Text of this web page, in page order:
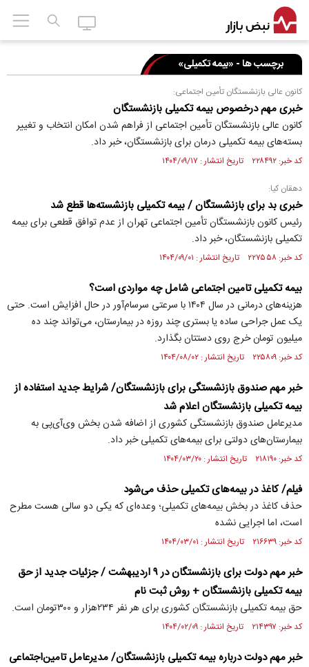
برچسب ها - «بیمه تکمیلی»
کانون عالی بازنشستگان تأمین اجتماعی:
خبری مهم درخصوص بیمه تکمیلی بازنشستگان
کانون عالی بازنشستگان تأمین اجتماعی از فراهم شدن امکان انتخاب و تغییر
بسته‌های بیمه تکمیلی درمان برای بازنشستگان، خبر داد.
کد خبر: ۲۲۸۴۹۲ تاریخ انتشار : ۱۴۰۴/۰۹/۱۷
دهقان کیا:
خبری بد برای بازنشستگان / بیمه تکمیلی بازنشسته‌ها قطع شد
رئیس کانون بازنشستگان تأمین اجتماعی تهران از عدم توافق قطعی برای بیمه
تکمیلی بازنشستگان، خبر داد.
کد خبر: ۲۲۷۵۵۸ تاریخ انتشار : ۱۴۰۴/۰۹/۰۱
بیمه تکمیلی تامین اجتماعی شامل چه مواردی است؟
هزینه‌های درمانی در سال ۱۴۰۴ با سرعتی سرسام‌آور در حال افزایش است. حتی
یک عمل جراحی ساده یا بستری چند روزه در بیمارستان، می‌تواند چند ده
میلیون تومان خرج روی دستتان بگذارد.
کد خبر: ۲۲۵۸۰۹ تاریخ انتشار : ۱۴۰۴/۰۸/۰۲
خبر مهم صندوق بازنشستگی برای بازنشستگان/ شرایط جدید استفاده از
بیمه تکمیلی بازنشستگان اعلام شد
مدیرعامل صندوق بازنشستگی کشوری از اضافه شدن بخش وی‌آی‌پی به
بیمارستان‌های دولتی برای بیمه‌های تکمیلی خبر داد.
کد خبر: ۲۱۸۱۹۰ تاریخ انتشار : ۱۴۰۴/۰۳/۲۰
فیلم/ کاغذ در بیمه‌های تکمیلی حذف می‌شود
حذف کاغذ در بخش بیمه‌های تکمیلی؛ وعده‌ای که یکی دو سالی هست مطرح
است، اما اجرایی نشده
کد خبر: ۲۱۶۶۳۹ تاریخ انتشار : ۱۴۰۴/۰۳/۰۱
خبر مهم دولت برای بازنشستگان در ۹ اردیبهشت / جزئیات جدید از حق
بیمه تکمیلی بازنشستگان + روش ثبت نام
حق بیمه تکمیلی بازنشستگان کشوری برای هر نفر ۲۳۴هزار و ۳۰۰تومان است.
کد خبر: ۲۱۴۳۹۷ تاریخ انتشار : ۱۴۰۴/۰۲/۰۹
خبر مهم دولت درباره بیمه تکمیلی بازنشستگان/ مدیرعامل تامین‌اجتماعی